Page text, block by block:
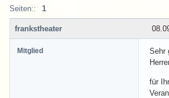
Seiten:: 1
frankstheater
Mitglied
Sehr
für